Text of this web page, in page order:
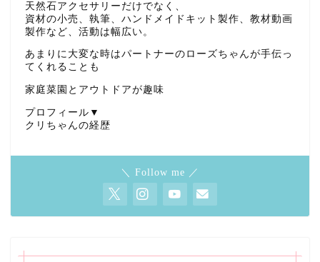
天然石アクセサリーだけでなく、
資材の小売、執筆、ハンドメイドキット製作、教材動画
製作など、活動は幅広い。
あまりに大変な時はパートナーのローズちゃんが手伝っ
てくれることも
家庭菜園とアウトドアが趣味
プロフィール▼
クリちゃんの経歴
＼ Follow me ／